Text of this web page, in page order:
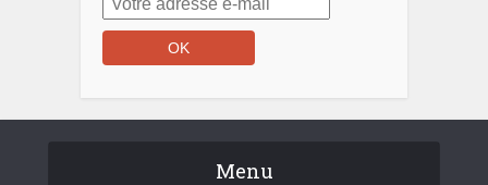
Menu